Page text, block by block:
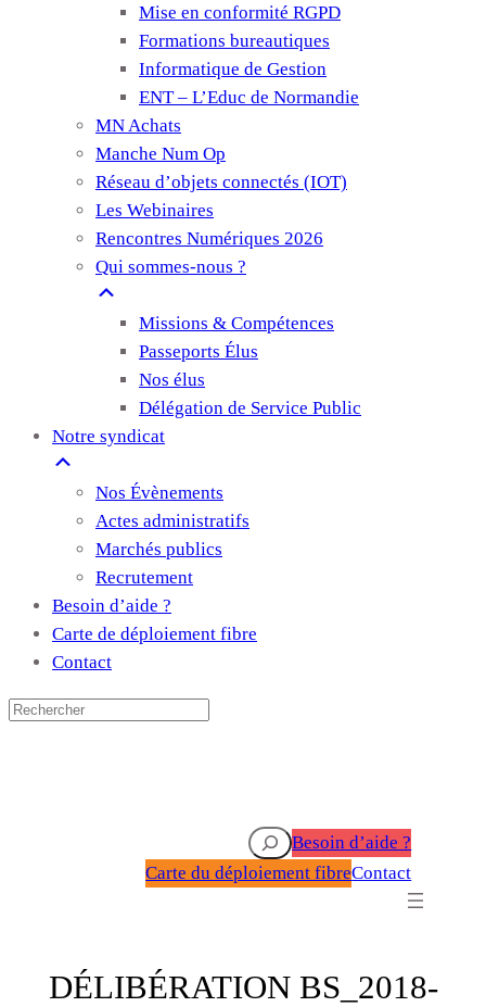
Mise en conformité RGPD
Formations bureautiques
Informatique de Gestion
ENT – L’Educ de Normandie
MN Achats
Manche Num Op
Réseau d’objets connectés (IOT)
Les Webinaires
Rencontres Numériques 2026
Qui sommes-nous ?
Missions & Compétences
Passeports Élus
Nos élus
Délégation de Service Public
Notre syndicat
Nos Évènements
Actes administratifs
Marchés publics
Recrutement
Besoin d’aide ?
Carte de déploiement fibre
Contact
RechercherBesoin d’aide ?
Carte du déploiement fibreContact
DÉLIBÉRATION BS_2018-